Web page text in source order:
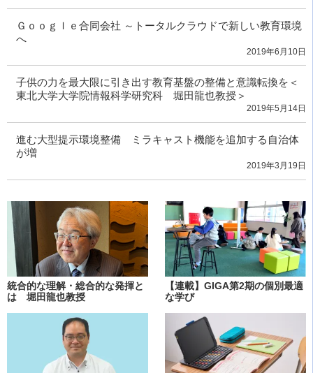
Ｇｏｏｇｌｅ合同会社 ～トータルクラウドで新しい教育環境
へ
2019年6月10日
子供の力を最大限に引き出す教育基盤の整備と意識転換を＜
東北大学大学院情報科学研究科 堀田龍也教授＞
2019年5月14日
進む大型提示環境整備 ミラキャスト機能を追加する自治体
が増
2019年3月19日
統合的な理解・総合的な発揮と
は 堀田龍也教授
【連載】GIGA第2期の個別最適
な学び